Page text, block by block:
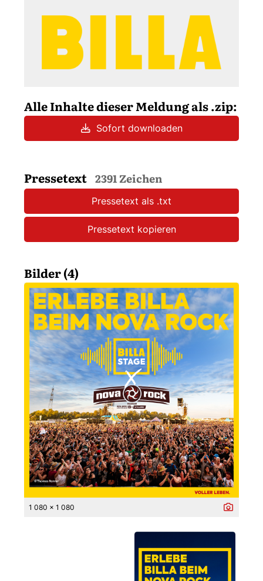
Alle Inhalte dieser Meldung als .zip:
Sofort downloaden
Pressetext 2391 Zeichen
Pressetext als .txt
Pressetext kopieren
Bilder (4)
1 080 x 1 080